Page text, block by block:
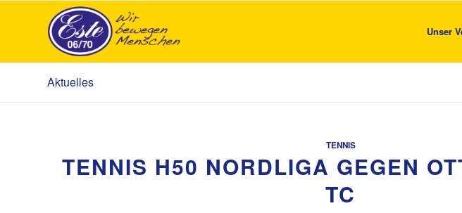
Unser
Aktuelles
TENNIS
TENNIS H50 NORDLIGA GEGEN
TC